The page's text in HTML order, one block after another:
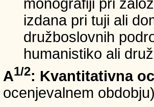
monografiji pri
izdana pri tuji ali
družboslovnih
humanistiko ali
A1/2: Kvantitativna
ocenjevalnem